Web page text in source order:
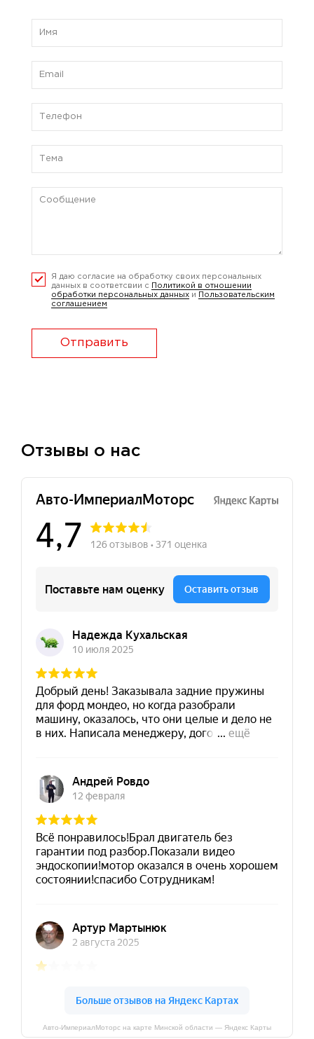
Я даю согласие на обработку своих персональных
данных в соответсвии с
Политикой в отношении
обработки персональных данных и
Пользовательским
соглашением
Отправить
Отзывы о нас
Авто-ИмпериалМоторс на карте Минской области — Яндекс Карты